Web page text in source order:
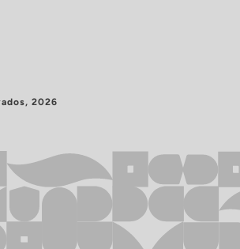
2026